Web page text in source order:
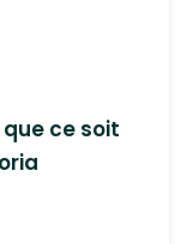
ce soit